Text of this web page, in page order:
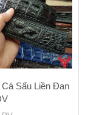
Sấu Liền Đan